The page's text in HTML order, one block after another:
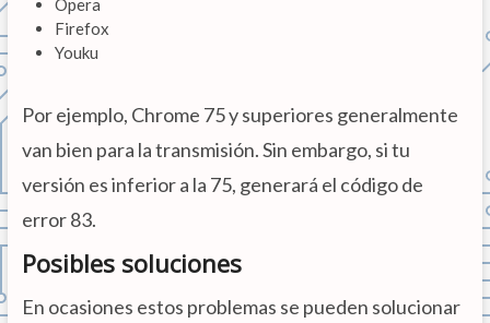
Firefox
Youku
Por ejemplo, Chrome 75 y superiores generalmente
van bien para la transmisión. Sin embargo, si tu
versión es inferior a la 75, generará el código de
error 83.
Posibles soluciones
En ocasiones estos problemas se pueden solucionar